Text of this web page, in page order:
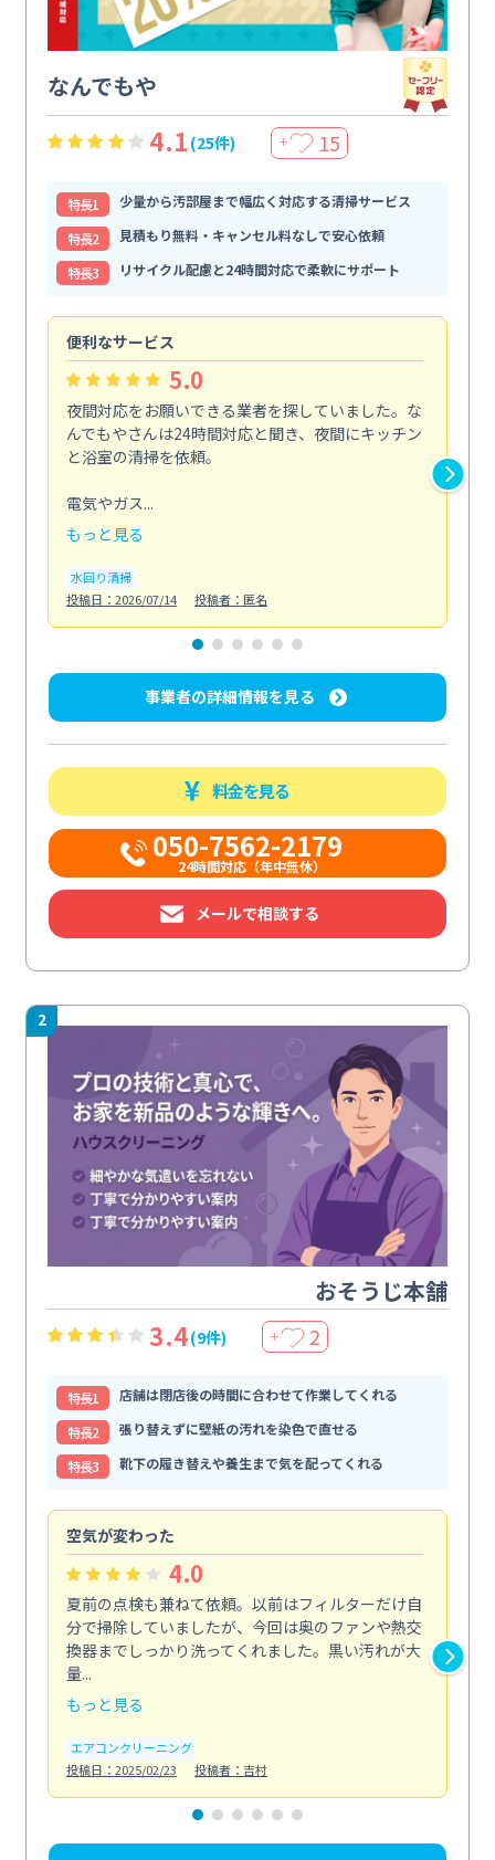
なんでもや
4.1 (25件) ＋ 15
特⻑1
少量から汚部屋まで幅広く対応する清掃サービス
特⻑2
見積もり無料・キャンセル料なしで安心依頼
特⻑3
リサイクル配慮と24時間対応で柔軟にサポート
便利なサービス
5.0
夜間対応をお願いできる業者を探していました。な
んでもやさんは24時間対応と聞き、夜間にキッチン
と浴室の清掃を依頼。
電気やガス...
もっと見る
水回り清掃
投稿日：2026/07/14
投稿者：匿名
事業者の詳細情報を見る
料金を見る
050-7562-2179
24時間対応（年中無休）
メールで相談する
2
おそうじ本舗
3.4(9件) ＋ 2
特⻑1
店舗は閉店後の時間に合わせて作業してくれる
特⻑2
張り替えずに壁紙の汚れを染色で直せる
特⻑3
靴下の履き替えや養生まで気を配ってくれる
空気が変わった
4.0
夏前の点検も兼ねて依頼。以前はフィルターだけ自
分で掃除していましたが、今回は奥のファンや熱交
換器までしっかり洗ってくれました。黒い汚れが大
量...
もっと見る
エアコンクリーニング
投稿日：2025/02/23
投稿者：吉村